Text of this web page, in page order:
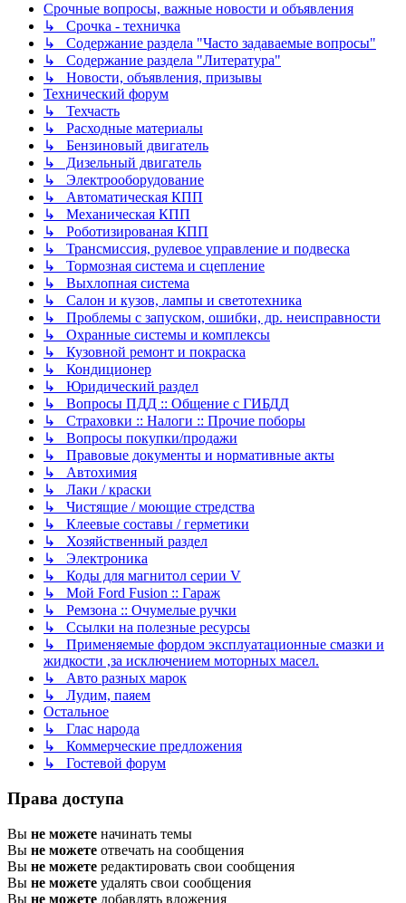
Срочные вопросы, важные новости и объявления
↳ Срочка - техничка
↳ Содержание раздела "Часто задаваемые вопросы"
↳ Содержание раздела "Литература"
↳ Новости, объявления, призывы
Технический форум
↳ Техчасть
↳ Расходные материалы
↳ Бензиновый двигатель
↳ Дизельный двигатель
↳ Электрооборудование
↳ Автоматическая КПП
↳ Механическая КПП
↳ Роботизированая КПП
↳ Трансмиссия, рулевое управление и подвеска
↳ Тормозная система и сцепление
↳ Выхлопная система
↳ Салон и кузов, лампы и светотехника
↳ Проблемы с запуском, ошибки, др. неисправности
↳ Охранные системы и комплексы
↳ Кузовной ремонт и покраска
↳ Кондиционер
↳ Юридический раздел
↳ Вопросы ПДД :: Общение с ГИБДД
↳ Страховки :: Налоги :: Прочие поборы
↳ Вопросы покупки/продажи
↳ Правовые документы и нормативные акты
↳ Автохимия
↳ Лаки / краски
↳ Чистящие / моющие стредства
↳ Клеевые составы / герметики
↳ Хозяйственный раздел
↳ Электроника
↳ Коды для магнитол серии V
↳ Мой Ford Fusion :: Гараж
↳ Ремзона :: Очумелые ручки
↳ Ссылки на полезные ресурсы
↳ Применяемые фордом эксплуатационные смазки и
жидкости ,за исключением моторных масел.
↳ Авто разных марок
↳ Лудим, паяем
Остальное
↳ Глас народа
↳ Коммерческие предложения
↳ Гостевой форум
Права доступа
Вы не можете начинать темы
Вы не можете отвечать на сообщения
Вы не можете редактировать свои сообщения
Вы не можете удалять свои сообщения
Вы не можете добавлять вложения